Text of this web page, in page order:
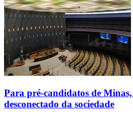
Para pré-candidatos de Minas,
desconectado da sociedade